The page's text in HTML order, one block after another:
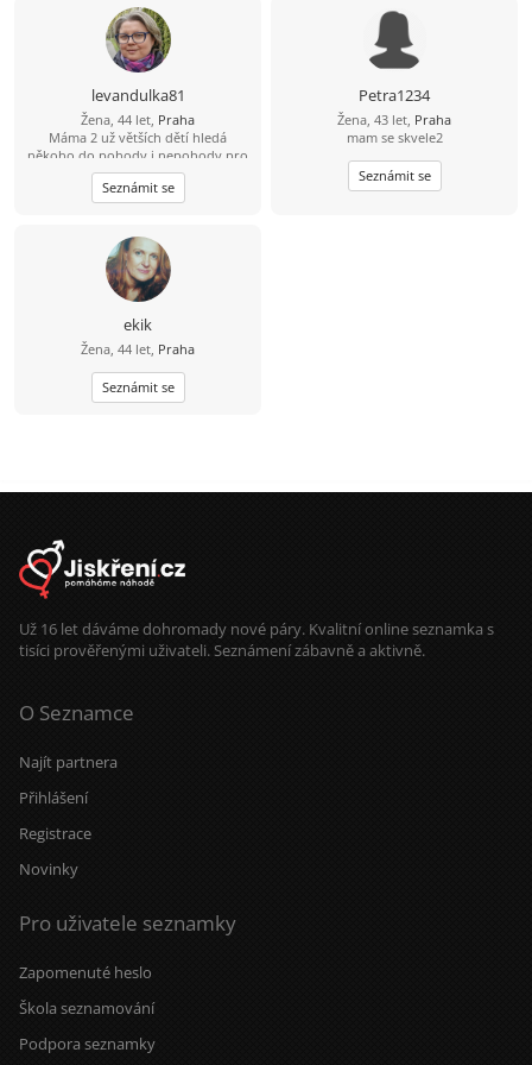
levandulka81
Žena, 44 let, Praha
Máma 2 už větších dětí hledá
někoho do pohody i nepohody pro
nás 3. Jsem poměrně akční, ale umím
i odpočívat. Ráda bych někoho kdo
chce opravdu vztah a nechce trávit
Seznámit se
Petra1234
Žena, 43 let, Praha
mam se skvele2
Seznámit se
ekik
Žena, 44 let, Praha
Seznámit se
Už 16 let dáváme dohromady nové páry. Kvalitní online seznamka s
tisíci prověřenými uživateli. Seznámení zábavně a aktivně.
O Seznamce
Najít partnera
Přihlášení
Registrace
Novinky
Pro uživatele seznamky
Zapomenuté heslo
Škola seznamování
Podpora seznamky